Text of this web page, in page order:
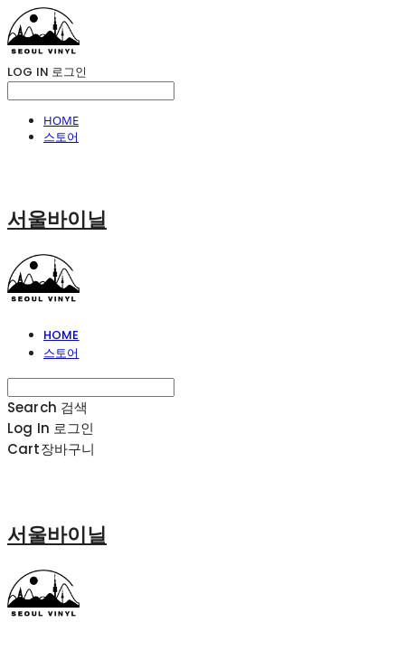
LOG IN 로그인
HOME
스토어
서울바이닐
HOME
스토어
Search 검색
Log In 로그인
Cart장바구니
서울바이닐